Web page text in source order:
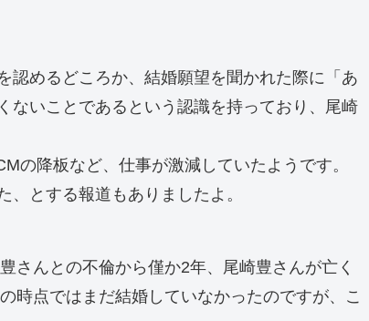
認めるどころか、結婚願望を聞かれた際に「あ
ないことであるという認識を持っており、尾崎
の降板など、仕事が激減していたようです。
とする報道もありましたよ。
さんとの不倫から僅か2年、尾崎豊さんが亡く
時点ではまだ結婚していなかったのですが、こ